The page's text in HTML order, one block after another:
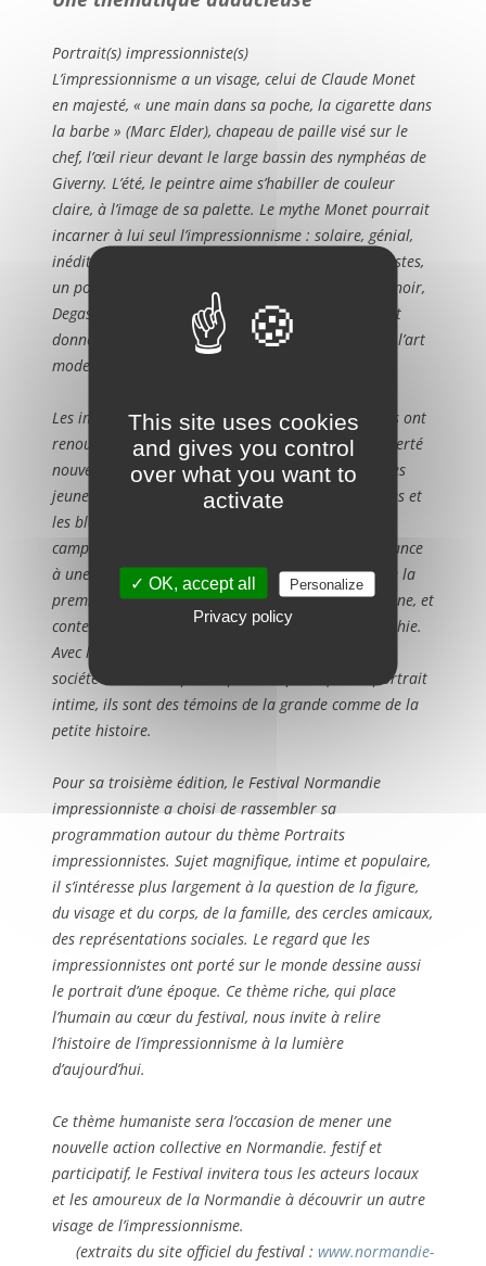
Portrait(s) impressionniste(s)
L’impressionnisme a un visage, celui de Claude Monet
en majesté, « une main dans sa poche, la cigarette dans
la barbe » (Marc Elder), chapeau de paille visé sur le
chef, l’œil rieur devant le large bassin des nymphéas de
Giverny. L’été, le peintre aime s’habiller de couleur
claire, à l’image de sa palette. Le mythe Monet pourrait
incarner à lui seul l’impressionnisme : solaire, génial,
inédit. Mais c’est aussi une affaire de famille d’artistes,
un portrait de groupe. Face à l’objectif : Manet, Renoir,
Degas, Cézanne, Bazille… solidaires, ces artistes ont
donné naissance au premier grand mouvement de l’art
moderne.
Les impressionnistes furent des rois de la figure, ils ont
renouvelé le genre du portrait en adoptant une liberté
nouvelle. Renoir aimait peindre le visage délicat des
jeunes filles en fleurs, Degas choisissait les modistes et
les blanchisseuses, Pissarro, des petites
campagnardes… L’impressionnisme a donné naissance
à une galerie de portraits féminins et masculins de la
première importance dans l’histoire de l’art moderne, et
contemporains du développement de la photographie.
Avec leur goût personnel, ces artistes ont peint la
société de leur temps. Du portrait politique au portrait
intime, ils sont des témoins de la grande comme de la
petite histoire.
Pour sa troisième édition, le Festival Normandie
impressionniste a choisi de rassembler sa
programmation autour du thème Portraits
impressionnistes. Sujet magnifique, intime et populaire,
il s’intéresse plus largement à la question de la figure,
du visage et du corps, de la famille, des cercles amicaux,
des représentations sociales. Le regard que les
impressionnistes ont porté sur le monde dessine aussi
le portrait d’une époque. Ce thème riche, qui place
l’humain au cœur du festival, nous invite à relire
l’histoire de l’impressionnisme à la lumière
d’aujourd’hui.
Ce thème humaniste sera l’occasion de mener une
nouvelle action collective en Normandie. festif et
participatif, le Festival invitera tous les acteurs locaux
et les amoureux de la Normandie à découvrir un autre
visage de l’impressionnisme.
(extraits du site officiel du festival : www.normandie-
This site uses cookies
and gives you control
over what you want to
activate
✓ OK, accept all Personalize
Privacy policy